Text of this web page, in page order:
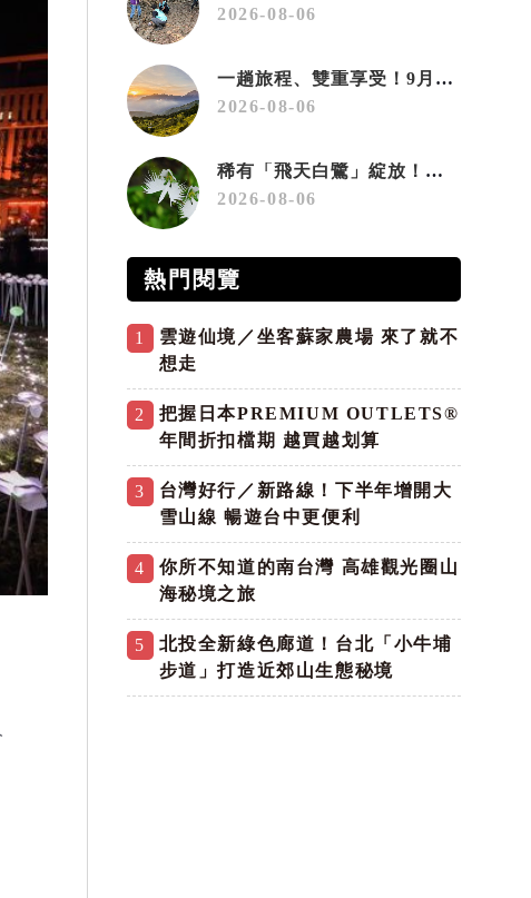
2026-08-06
一趟旅程、雙重享受！9月住宿合歡山 順遊奧萬大10元優惠入園
2026-08-06
稀有「飛天白鷺」綻放！神戶六甲高山植物園「鷺草」珍貴現身
2026-08-06
熱門閱覽
1
雲遊仙境／坐客蘇家農場 來了就不
想走
2
把握日本PREMIUM OUTLETS®
年間折扣檔期 越買越划算
3
台灣好行／新路線！下半年增開大
雪山線 暢遊台中更便利
4
你所不知道的南台灣 高雄觀光圈山
海秘境之旅
5
北投全新綠色廊道！台北「小牛埔
步道」打造近郊山生態秘境